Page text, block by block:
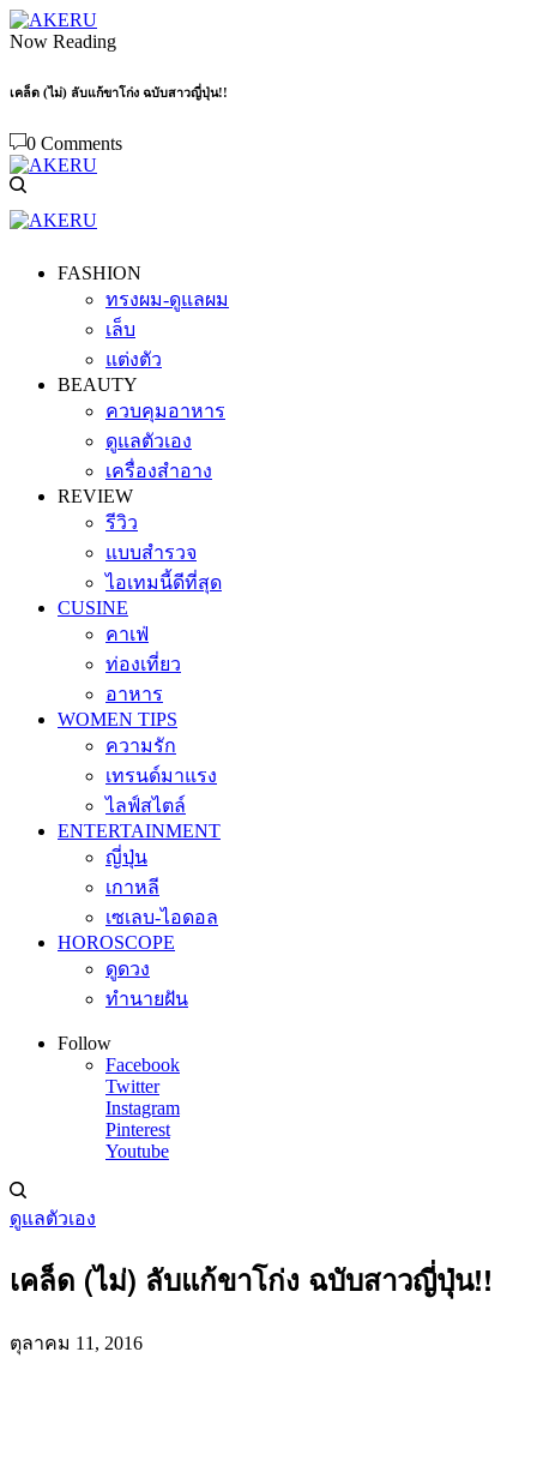
Now Reading
เคล็ด (ไม่) ลับแก้ขาโก่ง ฉบับสาวญี่ปุ่น!!
0 Comments
FASHION
ทรงผม-ดูแลผม
เล็บ
แต่งตัว
BEAUTY
ควบคุมอาหาร
ดูแลตัวเอง
เครื่องสำอาง
REVIEW
รีวิว
แบบสำรวจ
ไอเทมนี้ดีที่สุด
CUSINE
คาเฟ่
ท่องเที่ยว
อาหาร
WOMEN TIPS
ความรัก
เทรนด์มาแรง
ไลฟ์สไตล์
ENTERTAINMENT
ญี่ปุ่น
เกาหลี
เซเลบ-ไอดอล
HOROSCOPE
ดูดวง
ทำนายฝัน
Follow
Facebook
Twitter
Instagram
Pinterest
Youtube
ดูแลตัวเอง
เคล็ด (ไม่) ลับแก้ขาโก่ง ฉบับสาวญี่ปุ่น!!
ตุลาคม 11, 2016